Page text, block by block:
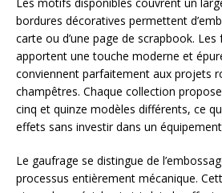
bordures décoratives permettent
carte ou d’une page de scrapbook.
apportent une touche moderne et
conviennent parfaitement aux projets
champêtres. Chaque collection
cinq et quinze modèles différents, ce
effets sans investir dans un
Le gaufrage se distingue de
processus entièrement mécanique.